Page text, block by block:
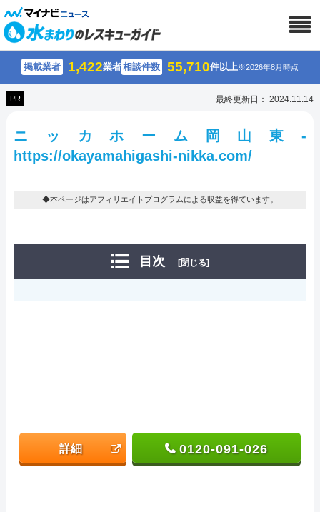
掲載業者 1,422業者相談件数 55,710件以上※2026年8月時点
PR 最終更新日： 2024.11.14
ニッカホーム岡山東-
https://okayamahigashi-nikka.com/
◆本ページはアフィリエイトプログラムによる収益を得ています。
目次 [閉じる]
詳細 0120-091-026